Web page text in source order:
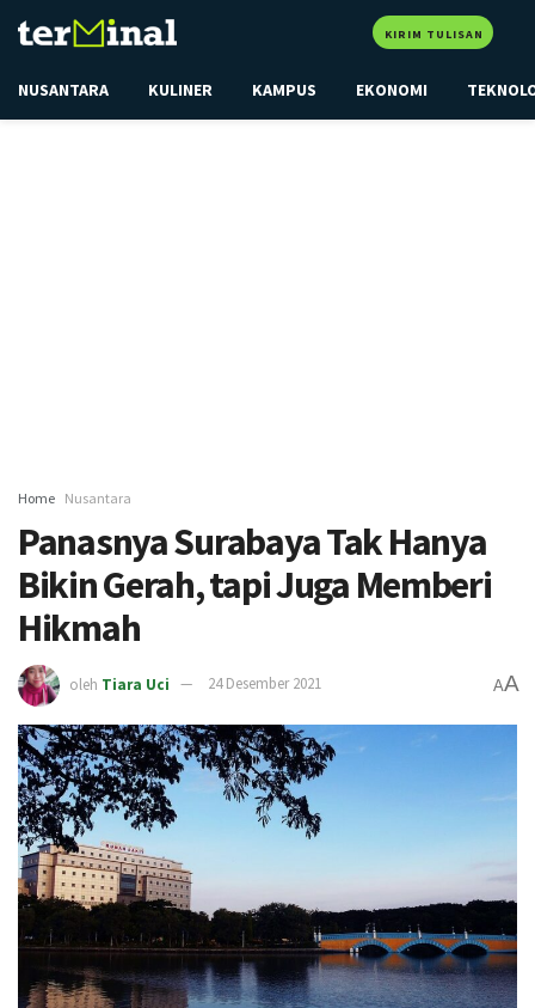
KIRIM TULISAN
NUSANTARA KULINER KAMPUS EKONOMI
Home Nusantara
Panasnya Surabaya Tak Hanya
Bikin Gerah, tapi Juga Memberi
Hikmah
oleh Tiara Uci 24 Desember 2021 AA